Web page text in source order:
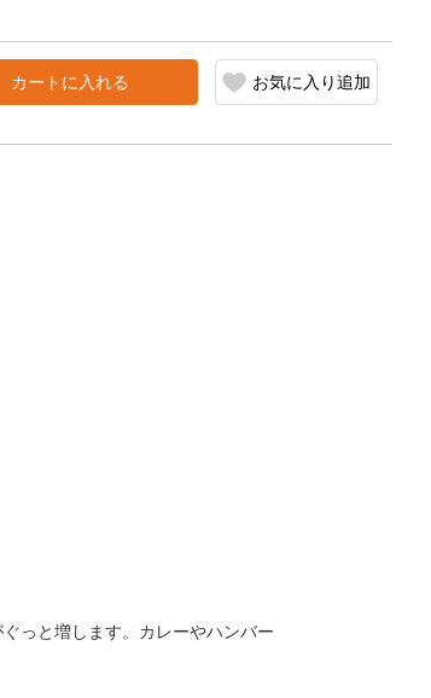
カートに入れる お気に入り追加
っと増します。カレーやハンバー